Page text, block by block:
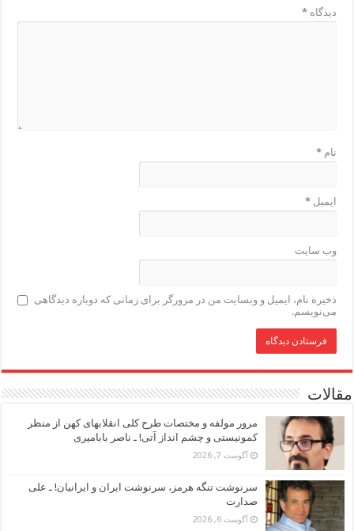
دیدگاه*
نام*
ایمیل*
وب‌ سایت
ذخیره نام، ایمیل و وبسایت من در مرورگر برای زمانی که دوباره دیدگاهی
می‌نویسم.
مقالات
مرور مولفه و مختصات طرح کلی انقلابهای کهن از منظر
کمونیستی و چشم انداز آتی! ـ ناصر بابامیری
آگوست 7, 2026
سرنوشت تنگه هرمز، سرنوشت ایران و ایرانیان! ـ علی
صدارت
آگوست 6, 2026